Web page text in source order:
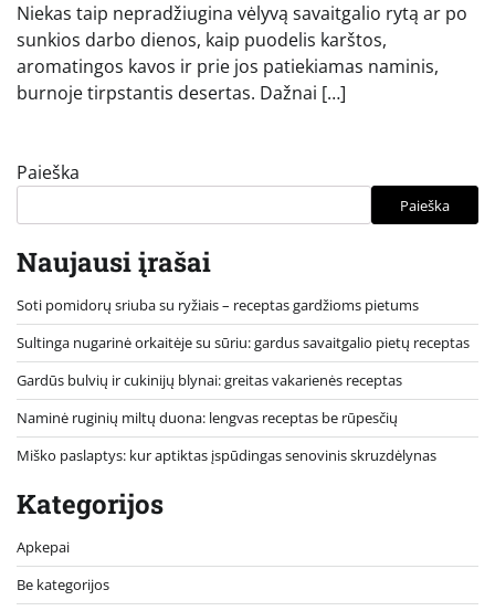
Niekas taip nepradžiugina vėlyvą savaitgalio rytą ar po
sunkios darbo dienos, kaip puodelis karštos,
aromatingos kavos ir prie jos patiekiamas naminis,
burnoje tirpstantis desertas. Dažnai […]
Paieška
Paieška
Naujausi įrašai
Soti pomidorų sriuba su ryžiais – receptas gardžioms pietums
Sultinga nugarinė orkaitėje su sūriu: gardus savaitgalio pietų receptas
Gardūs bulvių ir cukinijų blynai: greitas vakarienės receptas
Naminė ruginių miltų duona: lengvas receptas be rūpesčių
Miško paslaptys: kur aptiktas įspūdingas senovinis skruzdėlynas
Kategorijos
Apkepai
Be kategorijos